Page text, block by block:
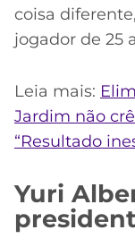
coisa
jogador de 25
Leia mais:
Jardim não
“Resultado
Yuri